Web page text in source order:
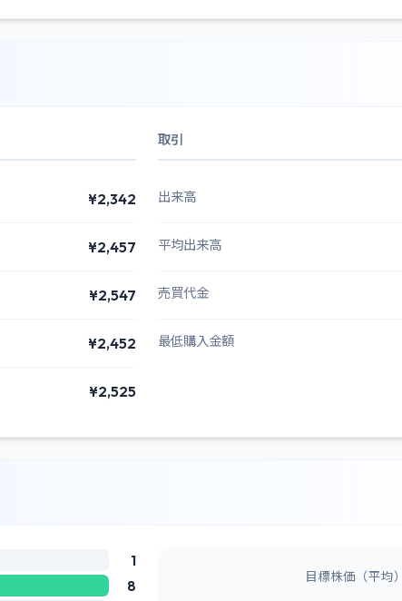
¥2,342
¥2,457
¥2,547
¥2,452
¥2,525
取引
出来高
平均出来高
売買代金
最低購入金額
1
8 目標株価（平均）